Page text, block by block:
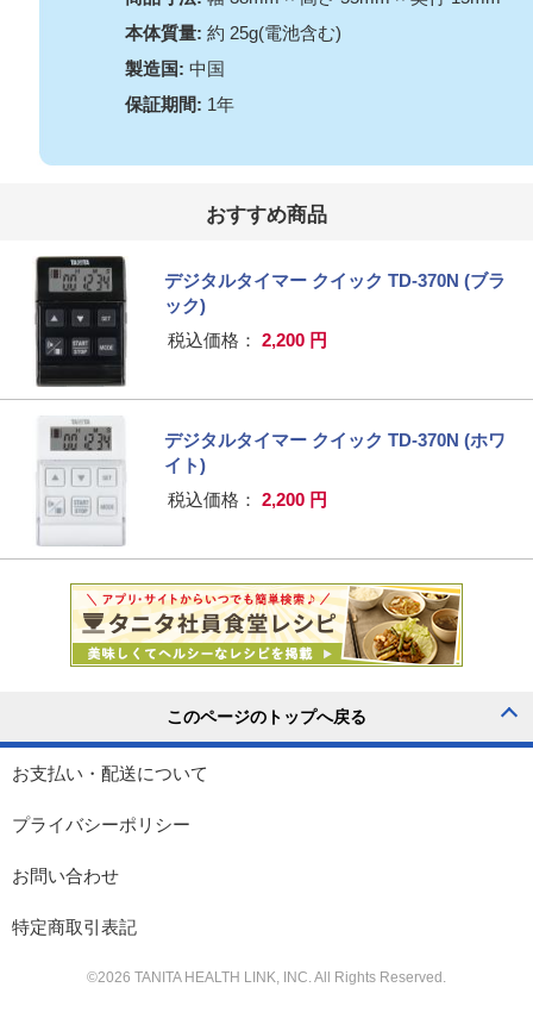
本体質量: 約 25g(電池含む)
製造国: 中国
保証期間: 1年
おすすめ商品
デジタルタイマー クイック TD-370N (ブラ
ック)
税込価格： 2,200 円
デジタルタイマー クイック TD-370N (ホワ
イト)
税込価格： 2,200 円
お支払い・配送について
プライバシーポリシー
お問い合わせ
特定商取引表記
©2026 TANITA HEALTH LINK, INC. All Rights Reserved.